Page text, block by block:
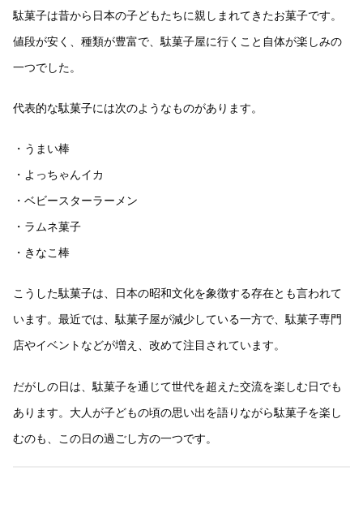
駄菓子は昔から日本の子どもたちに親しまれてきたお菓子です。
値段が安く、種類が豊富で、駄菓子屋に行くこと自体が楽しみの
一つでした。
代表的な駄菓子には次のようなものがあります。
・うまい棒
・よっちゃんイカ
・ベビースターラーメン
・ラムネ菓子
・きなこ棒
こうした駄菓子は、日本の昭和文化を象徴する存在とも言われて
います。最近では、駄菓子屋が減少している一方で、駄菓子専門
店やイベントなどが増え、改めて注目されています。
だがしの日は、駄菓子を通じて世代を超えた交流を楽しむ日でも
あります。大人が子どもの頃の思い出を語りながら駄菓子を楽し
むのも、この日の過ごし方の一つです。